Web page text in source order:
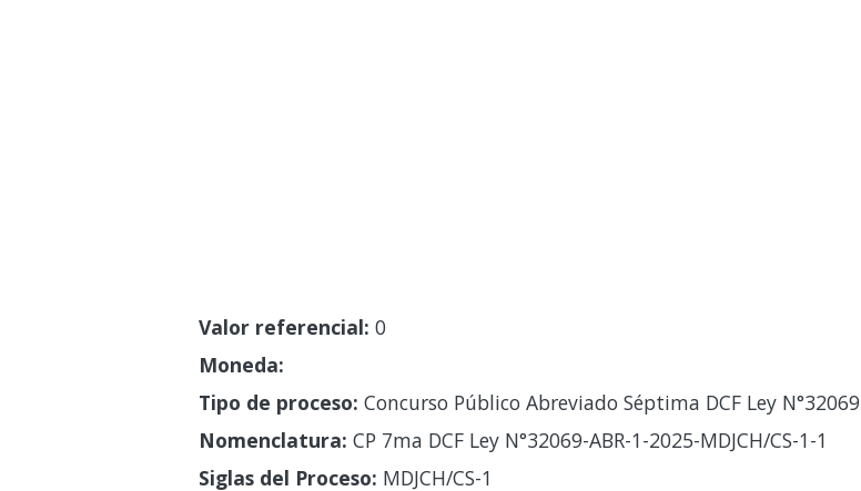
Valor referencial: 0
Moneda:
Tipo de proceso: Concurso Público Abreviado Séptima DCF Ley N°32069
Nomenclatura: CP 7ma DCF Ley N°32069-ABR-1-2025-MDJCH/CS-1-1
Siglas del Proceso: MDJCH/CS-1